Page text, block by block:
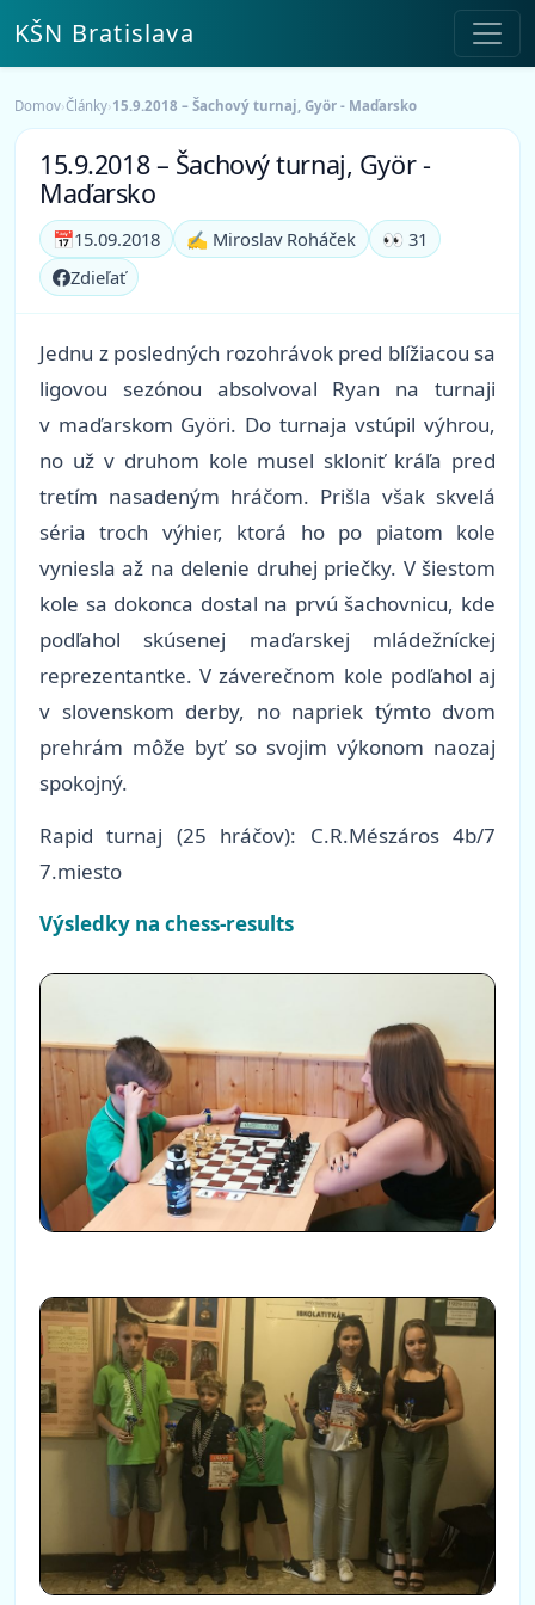
KŠN Bratislava
Domov›Články›15.9.2018 – Šachový turnaj, Gyӧr - Maďarsko
15.9.2018 – Šachový turnaj, Gyӧr -
Maďarsko
📅15.09.2018 ✍️ Miroslav Roháček
👀 31
Zdieľať
Jednu z posledných rozohrávok pred blížiacou sa
ligovou sezónou absolvoval Ryan na turnaji
v maďarskom Gyӧri. Do turnaja vstúpil výhrou,
no už v druhom kole musel skloniť kráľa pred
tretím nasadeným hráčom. Prišla však skvelá
séria troch výhier, ktorá ho po piatom kole
vyniesla až na delenie druhej priečky. V šiestom
kole sa dokonca dostal na prvú šachovnicu, kde
podľahol skúsenej maďarskej mládežníckej
reprezentantke. V záverečnom kole podľahol aj
v slovenskom derby, no napriek týmto dvom
prehrám môže byť so svojim výkonom naozaj
spokojný.
Rapid turnaj (25 hráčov): C.R.Mészáros 4b/7
7.miesto
Výsledky na chess-results